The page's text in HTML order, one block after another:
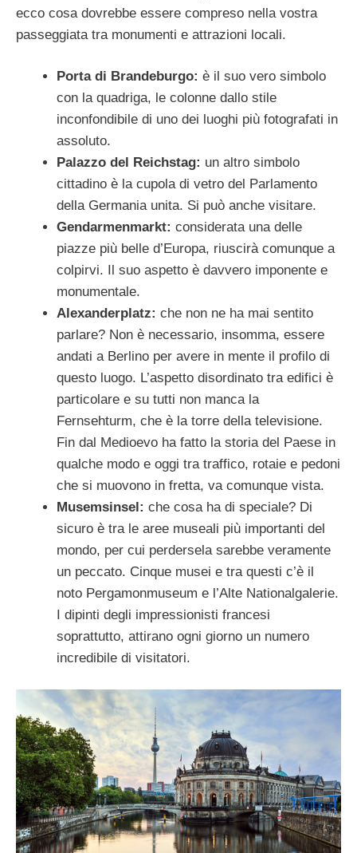
ecco cosa dovrebbe essere compreso nella vostra
passeggiata tra monumenti e attrazioni locali.
Porta di Brandeburgo: è il suo vero simbolo
con la quadriga, le colonne dallo stile
inconfondibile di uno dei luoghi più fotografati in
assoluto.
Palazzo del Reichstag: un altro simbolo
cittadino è la cupola di vetro del Parlamento
della Germania unita. Si può anche visitare.
Gendarmenmarkt: considerata una delle
piazze più belle d’Europa, riuscirà comunque a
colpirvi. Il suo aspetto è davvero imponente e
monumentale.
Alexanderplatz: che non ne ha mai sentito
parlare? Non è necessario, insomma, essere
andati a Berlino per avere in mente il profilo di
questo luogo. L’aspetto disordinato tra edifici è
particolare e su tutti non manca la
Fernsehturm, che è la torre della televisione.
Fin dal Medioevo ha fatto la storia del Paese in
qualche modo e oggi tra traffico, rotaie e pedoni
che si muovono in fretta, va comunque vista.
Musemsinsel: che cosa ha di speciale? Di
sicuro è tra le aree museali più importanti del
mondo, per cui perdersela sarebbe veramente
un peccato. Cinque musei e tra questi c’è il
noto Pergamonmuseum e l’Alte Nationalgalerie.
I dipinti degli impressionisti francesi
soprattutto, attirano ogni giorno un numero
incredibile di visitatori.